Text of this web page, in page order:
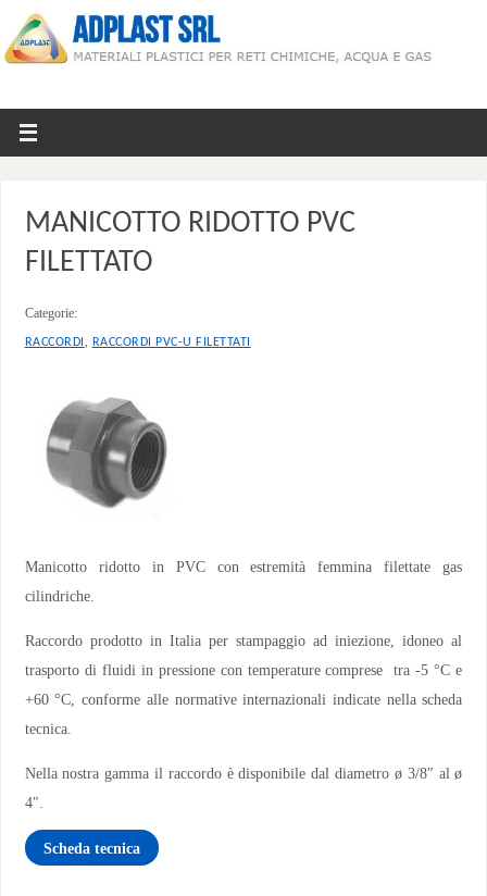
MANICOTTO RIDOTTO PVC
FILETTATO
Categorie:
RACCORDI RACCORDI PVC-U FILETTATI
Manicotto ridotto in PVC con estremità femmina filettate gas
cilindriche.
Raccordo prodotto in Italia per stampaggio ad iniezione, idoneo al
trasporto di fluidi in pressione con temperature comprese tra -5 °C e
+60 °C, conforme alle normative internazionali indicate nella scheda
tecnica.
Nella nostra gamma il raccordo è disponibile dal diametro ø 3/8″ al ø
4″.
Scheda tecnica